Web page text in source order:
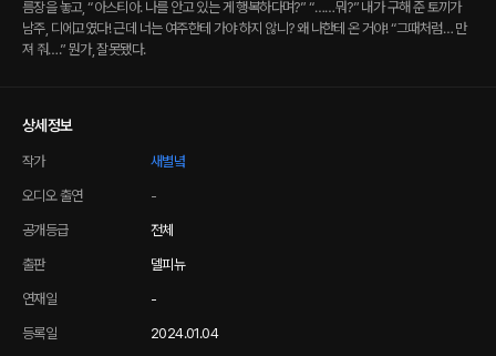
름장을 놓고, “아스티아. 나를 안고 있는 게 행복하다며?” “……뭐?” 내가 구해 준 토끼가
남주, 디에고였다! 근데 너는 여주한테 가야 하지 않니? 왜 나한테 온 거야! “그때처럼… 만
져 줘….” 뭔가, 잘못됐다.
상세정보
작가 새별녘
오디오 출연 -
공개등급 전체
출판 델피뉴
연재일 -
등록일 2024.01.04